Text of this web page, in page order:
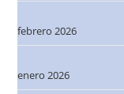
febrero 2026
enero 2026